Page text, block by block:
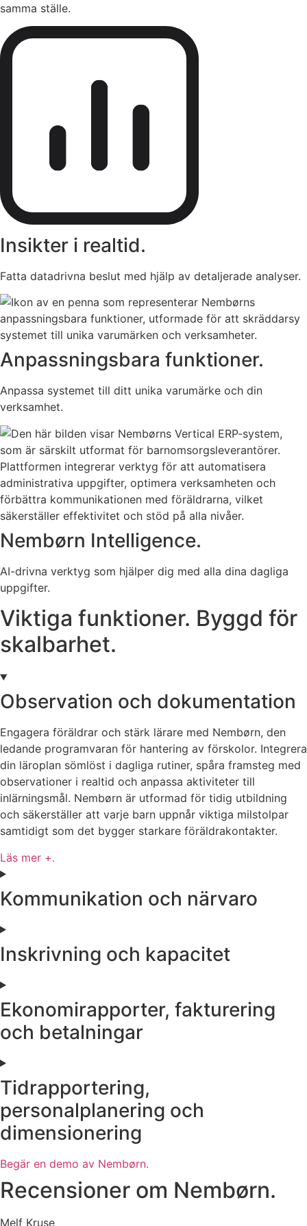
samma ställe.
Insikter i realtid.
Fatta datadrivna beslut med hjälp av detaljerade analyser.
Anpassningsbara funktioner.
Anpassa systemet till ditt unika varumärke och din
verksamhet.
Nembørn Intelligence.
AI-drivna verktyg som hjälper dig med alla dina dagliga
uppgifter.
Viktiga funktioner. Byggd för
skalbarhet.
Observation och dokumentation
Engagera föräldrar och stärk lärare med Nembørn, den
ledande programvaran för hantering av förskolor. Integrera
din läroplan sömlöst i dagliga rutiner, spåra framsteg med
observationer i realtid och anpassa aktiviteter till
inlärningsmål. Nembørn är utformad för tidig utbildning
och säkerställer att varje barn uppnår viktiga milstolpar
samtidigt som det bygger starkare föräldrakontakter.
Läs mer +.
Kommunikation och närvaro
Inskrivning och kapacitet
Ekonomirapporter, fakturering
och betalningar
Tidrapportering,
personalplanering och
dimensionering
Begär en demo av Nembørn.
Recensioner om Nembørn.
Melf Kruse